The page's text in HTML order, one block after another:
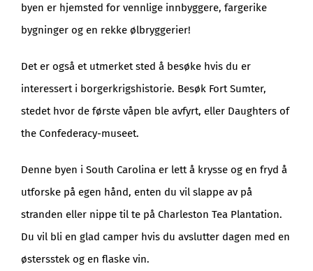
byen er hjemsted for vennlige innbyggere, fargerike
bygninger og en rekke ølbryggerier!
Det er også et utmerket sted å besøke hvis du er
interessert i borgerkrigshistorie. Besøk Fort Sumter,
stedet hvor de første våpen ble avfyrt, eller Daughters of
the Confederacy-museet.
Denne byen i South Carolina er lett å krysse og en fryd å
utforske på egen hånd, enten du vil slappe av på
stranden eller nippe til te på Charleston Tea Plantation.
Du vil bli en glad camper hvis du avslutter dagen med en
østersstek og en flaske vin.